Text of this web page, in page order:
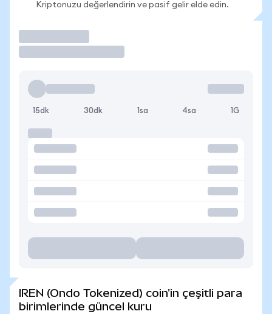
Kriptonuzu değerlendirin ve pasif gelir elde edin.
15dk 30dk 1sa 4sa 1G
IREN (Ondo Tokenized) coin'in çeşitli para
birimlerinde güncel kuru